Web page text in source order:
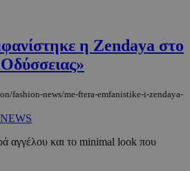
η Zendaya στο
fashion-news/me-ftera-emfanistike-i-zendaya-
αγγέλου και το minimal look που